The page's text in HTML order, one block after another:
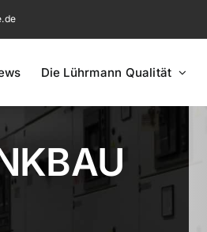
Die Lührmann Qualität